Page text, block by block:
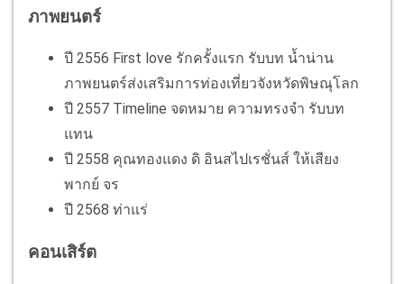
ภาพยนตร์
ปี 2556 First love รักครั้งแรก รับบท น้ำน่าน
ภาพยนตร์ส่งเสริมการท่องเที่ยวจังหวัดพิษณุโลก
ปี 2557 Timeline จดหมาย ความทรงจำ รับบท
แทน
ปี 2558 คุณทองแดง ดิ อินสไปเรชั่นส์ ให้เสียง
พากย์ จร
ปี 2568 ท่าแร่
คอนเสิร์ต